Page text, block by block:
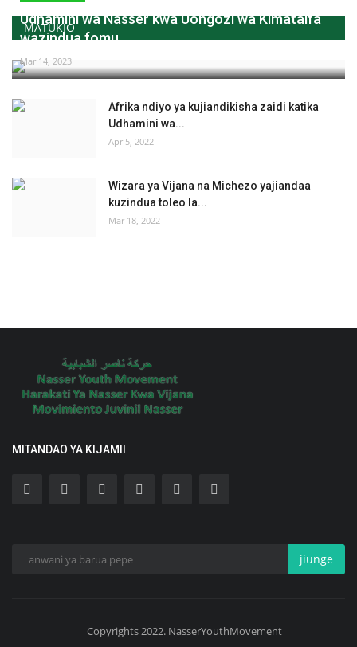
MATUKIO
Udhamini wa Nasser kwa Uongozi wa Kimataifa
wazindua fomu...
Mar 14, 2023
Afrika ndiyo ya kujiandikisha zaidi katika
Udhamini wa...
Apr 5, 2022
Wizara ya Vijana na Michezo yajiandaa
kuzindua toleo la...
Mar 18, 2022
MITANDAO YA KIJAMII
jiunge
Copyrights 2022. NasserYouthMovement